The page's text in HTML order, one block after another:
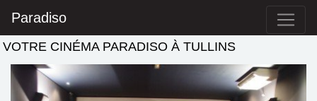
Paradiso
VOTRE CINÉMA PARADISO À TULLINS